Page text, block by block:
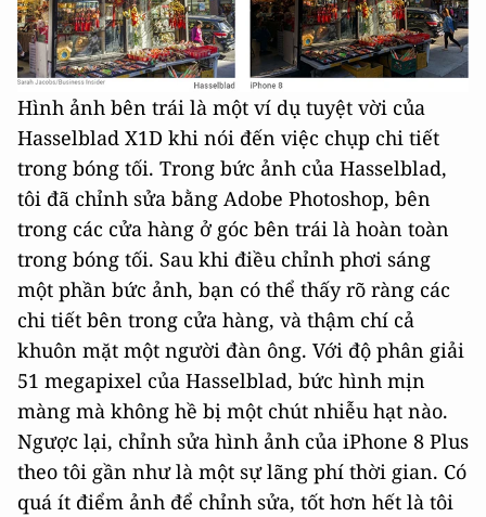
Hình ảnh bên trái là một ví dụ tuyệt vời của
Hasselblad X1D khi nói đến việc chụp chi tiết
trong bóng tối. Trong bức ảnh của Hasselblad,
tôi đã chỉnh sửa bằng Adobe Photoshop, bên
trong các cửa hàng ở góc bên trái là hoàn toàn
trong bóng tối. Sau khi điều chỉnh phơi sáng
một phần bức ảnh, bạn có thể thấy rõ ràng các
chi tiết bên trong cửa hàng, và thậm chí cả
khuôn mặt một người đàn ông. Với độ phân giải
51 megapixel của Hasselblad, bức hình mịn
màng mà không hề bị một chút nhiễu hạt nào.
Ngược lại, chỉnh sửa hình ảnh của iPhone 8 Plus
theo tôi gần như là một sự lãng phí thời gian. Có
quá ít điểm ảnh để chỉnh sửa, tốt hơn hết là tôi